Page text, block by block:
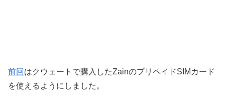
前回 はクウェートで購入したZainのプリペイドSIMカード
を使えるようにしました。